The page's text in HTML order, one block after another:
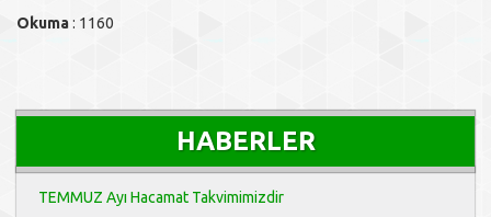
Okuma: 1160
HABERLER
TEMMUZ Ayı Hacamat Takvimimizdir